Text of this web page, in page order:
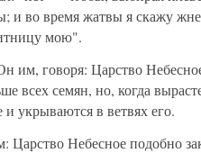
и во время жатвы я скажу
мою".
говоря: Царство
всех семян, но, когда
укрываются в ветвях его.
Небесное подобно